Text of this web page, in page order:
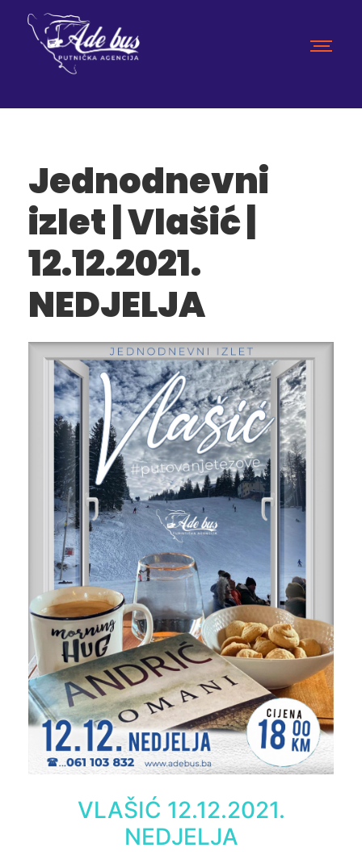
Jednodnevni
izlet | Vlašić |
12.12.2021.
NEDJELJA
VLAŠIĆ 12.12.2021.
NEDJELJA